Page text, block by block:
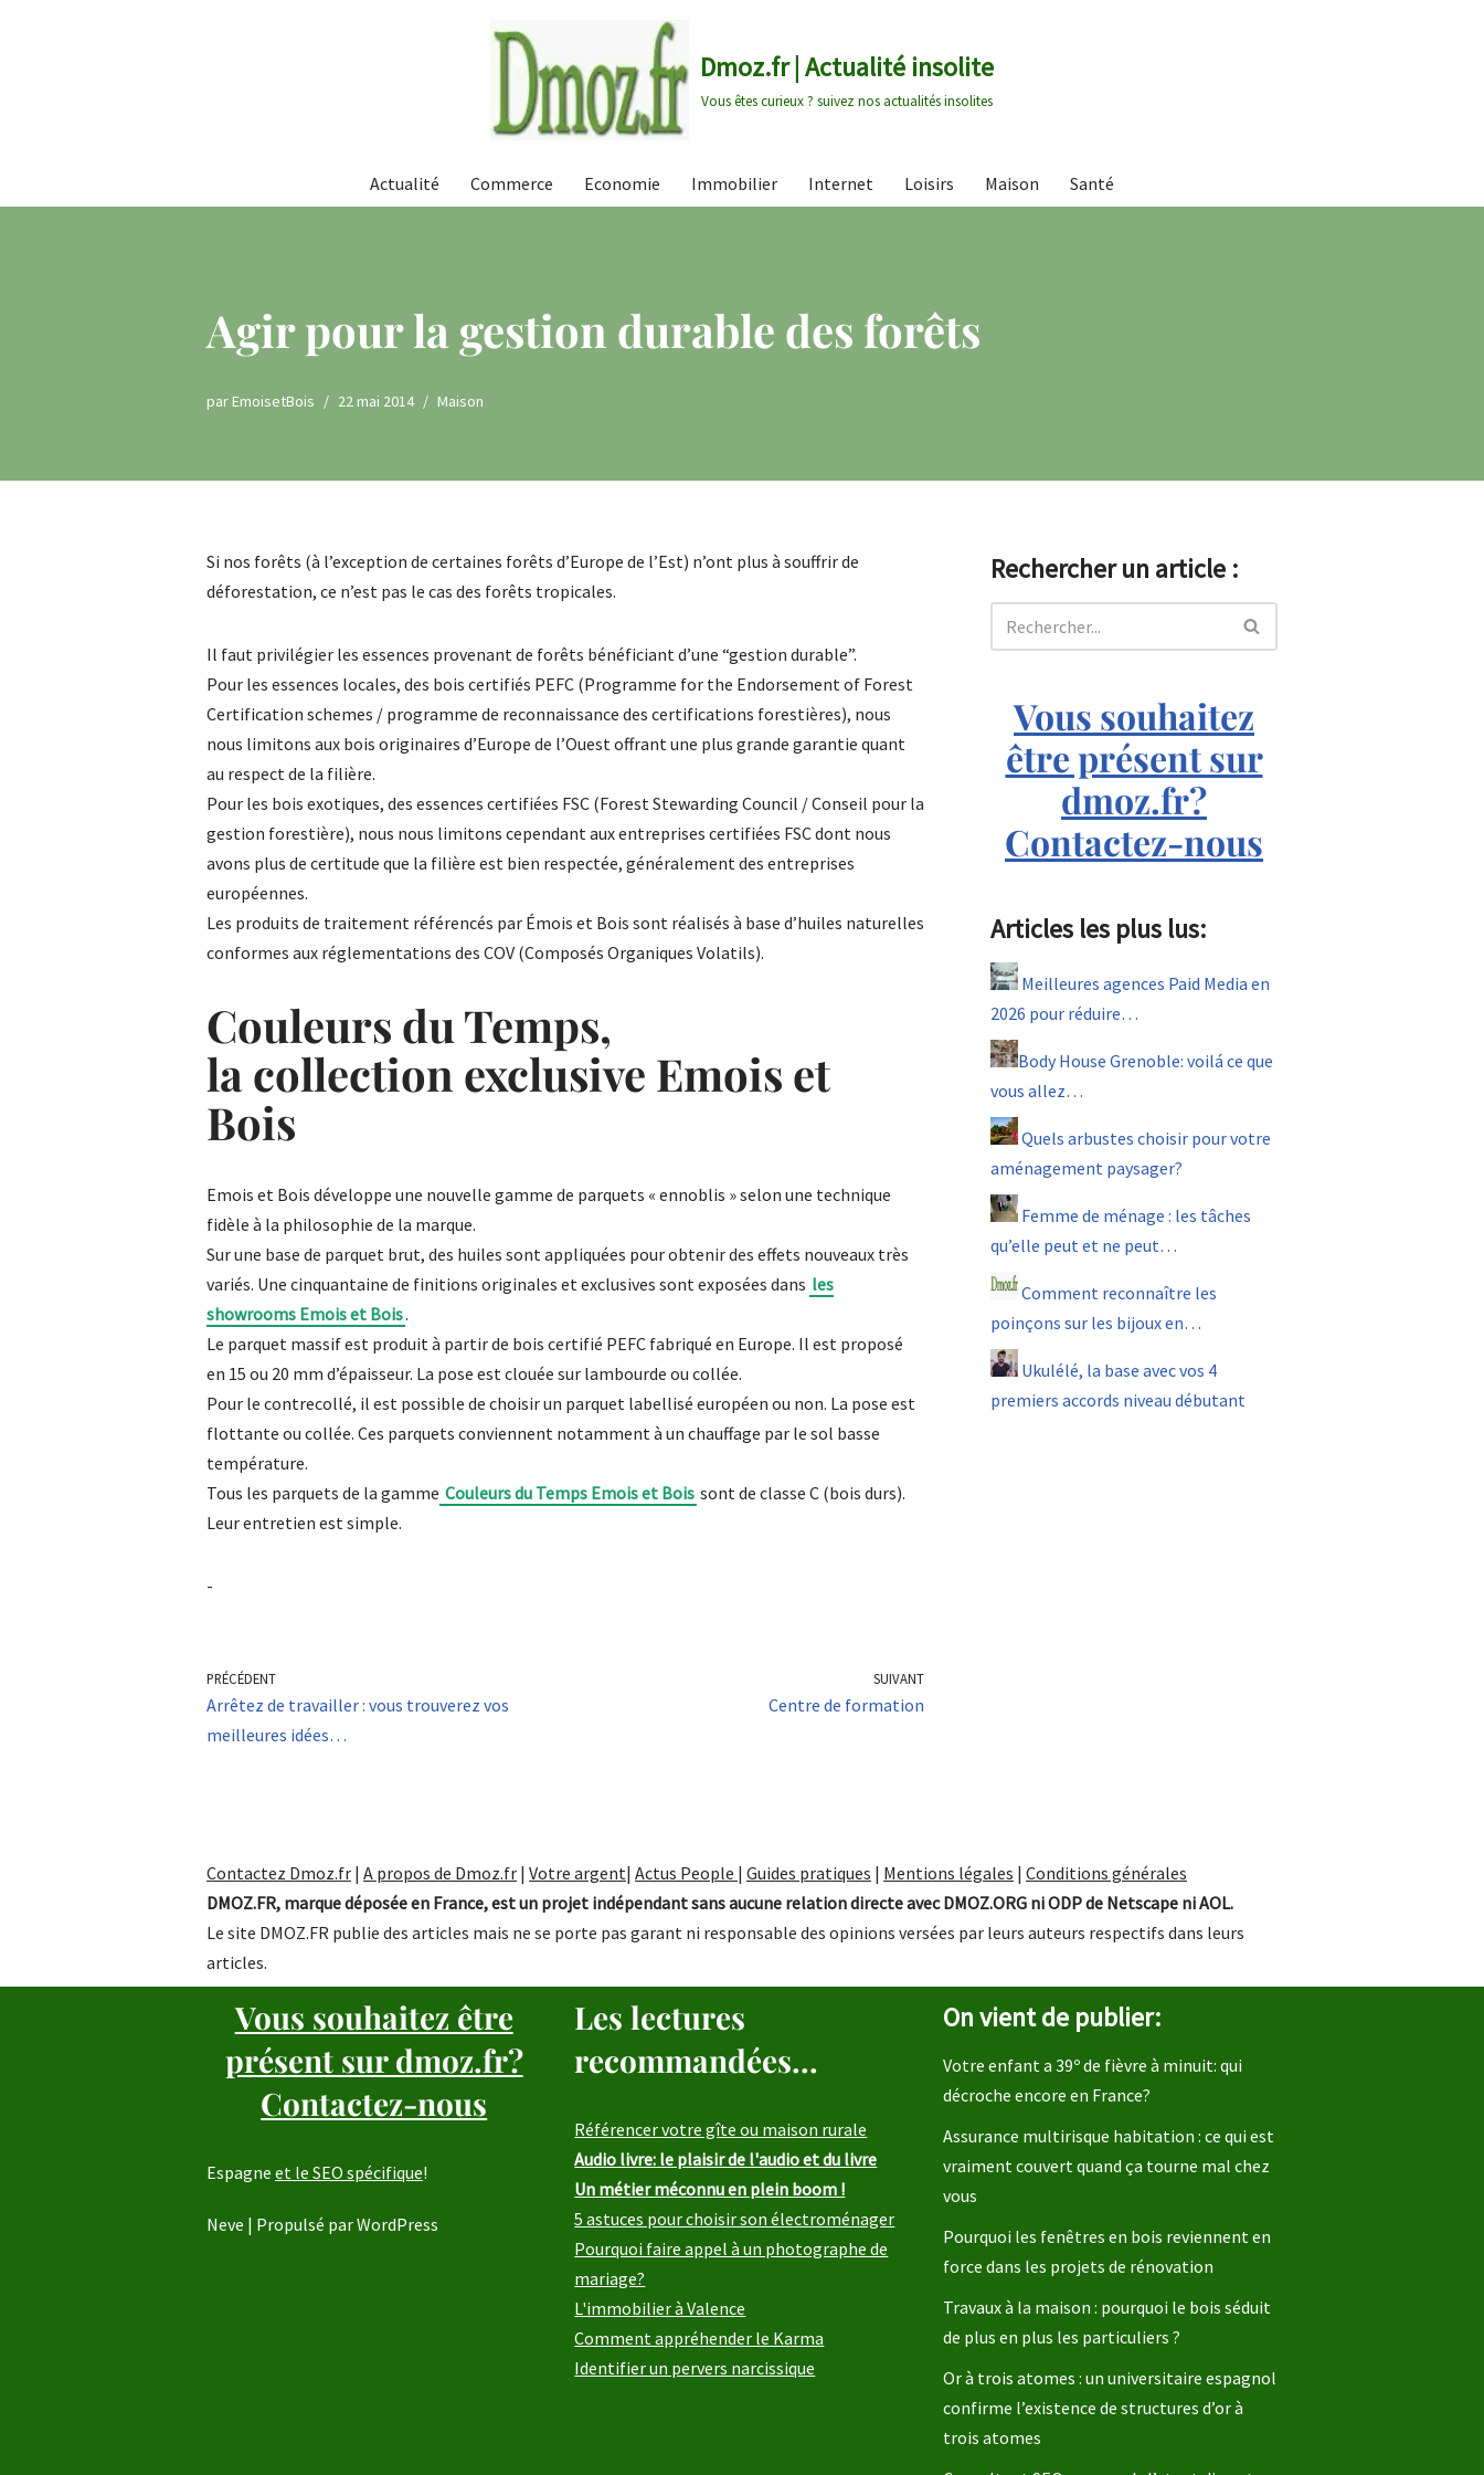
Dmoz.fr | Actualité insolite
Vous êtes curieux ? suivez nos actualités insolites
Actualité Commerce Economie Immobilier Internet Loisirs Maison Santé
Agir pour la gestion durable des forêts
parEmoisetBois 22 mai 2014 Maison
Si nos forêts (à l’exception de certaines forêts d’Europe de l’Est) n’ont plus à souffrir de
déforestation, ce n’est pas le cas des forêts tropicales.
Il faut privilégier les essences provenant de forêts bénéficiant d’une “gestion durable”.
Pour les essences locales, des bois certifiés PEFC (Programme for the Endorsement of Forest
Certification schemes / programme de reconnaissance des certifications forestières), nous
nous limitons aux bois originaires d’Europe de l’Ouest offrant une plus grande garantie quant
au respect de la filière.
Pour les bois exotiques, des essences certifiées FSC (Forest Stewarding Council / Conseil pour la
gestion forestière), nous nous limitons cependant aux entreprises certifiées FSC dont nous
avons plus de certitude que la filière est bien respectée, généralement des entreprises
européennes.
Les produits de traitement référencés par Émois et Bois sont réalisés à base d’huiles naturelles
conformes aux réglementations des COV (Composés Organiques Volatils).
Couleurs du Temps,
la collection exclusive Emois et
Bois
Emois et Bois développe une nouvelle gamme de parquets « ennoblis » selon une technique
fidèle à la philosophie de la marque.
Sur une base de parquet brut, des huiles sont appliquées pour obtenir des effets nouveaux très
variés. Une cinquantaine de finitions originales et exclusives sont exposées dans les
showrooms Emois et Bois.
Le parquet massif est produit à partir de bois certifié PEFC fabriqué en Europe. Il est proposé
en 15 ou 20 mm d’épaisseur. La pose est clouée sur lambourde ou collée.
Pour le contrecollé, il est possible de choisir un parquet labellisé européen ou non. La pose est
flottante ou collée. Ces parquets conviennent notamment à un chauffage par le sol basse
température.
Tous les parquets de la gamme Couleurs du Temps Emois et Bois sont de classe C (bois durs).
Leur entretien est simple.
-
PRÉCÉDENT
Arrêtez de travailler : vous trouverez vos
meilleures idées…
SUIVANT
Centre de formation
Rechercher un article :
Vous souhaitez
être présent sur
dmoz.fr?
Contactez-nous
Articles les plus lus:
Meilleures agences Paid Media en
2026 pour réduire…
Body House Grenoble: voilá ce que
vous allez…
Quels arbustes choisir pour votre
aménagement paysager?
Femme de ménage : les tâches
qu’elle peut et ne peut…
Comment reconnaître les
poinçons sur les bijoux en…
Ukulélé, la base avec vos 4
premiers accords niveau débutant
Contactez Dmoz.fr | A propos de Dmoz.fr | Votre argent| Actus People | Guides pratiques | Mentions légales | Conditions générales
DMOZ.FR, marque déposée en France, est un projet indépendant sans aucune relation directe avec DMOZ.ORG ni ODP de Netscape ni AOL.
Le site DMOZ.FR publie des articles mais ne se porte pas garant ni responsable des opinions versées par leurs auteurs respectifs dans leurs
articles.
Vous souhaitez être
présent sur dmoz.fr?
Contactez-nous
Espagne et le SEO spécifique!
Neve | Propulsé parWordPress
Les lectures
recommandées...
Référencer votre gîte ou maison rurale
Audio livre: le plaisir de l'audio et du livre
Un métier méconnu en plein boom !
5 astuces pour choisir son électroménager
Pourquoi faire appel à un photographe de
mariage?
L'immobilier à Valence
Comment appréhender le Karma
Identifier un pervers narcissique
On vient de publier:
Votre enfant a 39º de fièvre à minuit: qui
décroche encore en France?
Assurance multirisque habitation : ce qui est
vraiment couvert quand ça tourne mal chez
vous
Pourquoi les fenêtres en bois reviennent en
force dans les projets de rénovation
Travaux à la maison : pourquoi le bois séduit
de plus en plus les particuliers ?
Or à trois atomes : un universitaire espagnol
confirme l’existence de structures d’or à
trois atomes